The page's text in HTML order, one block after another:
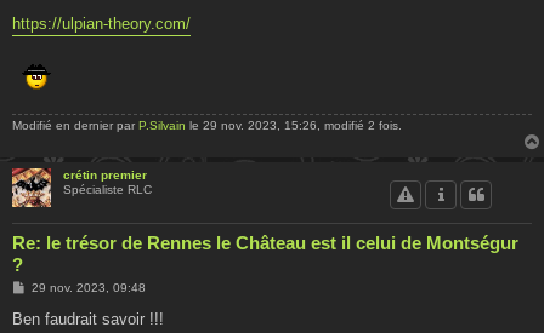
s
s
g
e
https://ulpian-theory.com/
Modifié en dernier par P.Silvain le 29 nov. 2023, 15:26, modifié 2 fois.
crétin premier
Spécialiste RLC
Re: le trésor de Rennes le Château est il celui de Montségur
?
M
s
29 nov. 2023, 09:48
Ben faudrait savoir !!!